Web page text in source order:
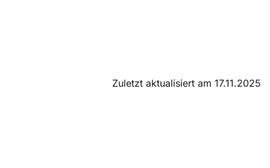
Zuletzt aktualisiert am 17.11.2025